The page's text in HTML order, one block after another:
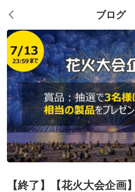
ブログ
【終了】【花火大会企画